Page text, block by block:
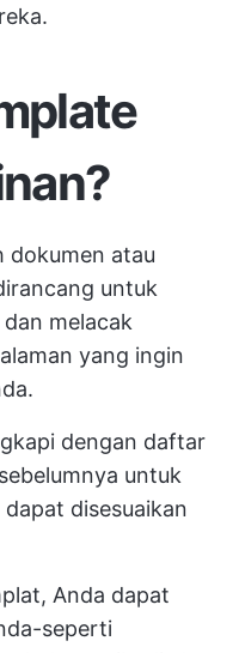
dokumen atau
untuk
melacak
yang ingin
dengan daftar
untuk
disesuaikan
Anda dapat
seperti